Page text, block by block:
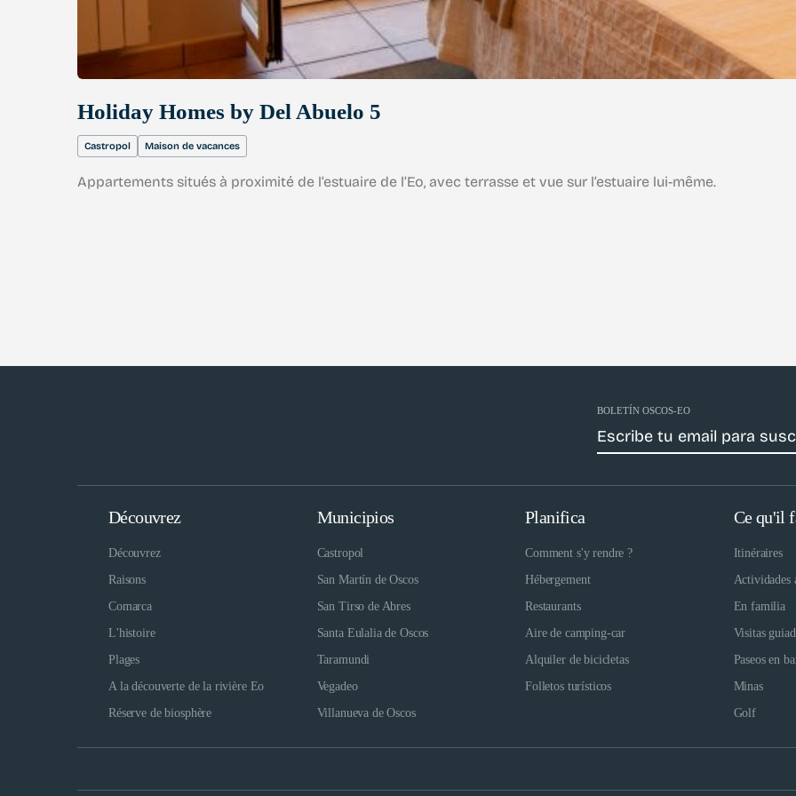
Holiday Homes by Del Abuelo 5
Castropol Maison de vacances
Appartements situés à proximité de l’estuaire de l’Eo, avec terrasse et vue sur l’estuaire lui-même.
BOLETÍN OSCOS-EO
Découvrez
Découvrez
Raisons
Comarca
L'histoire
Plages
A la découverte de la rivière Eo
Réserve de biosphère
Municipios
Castropol
San Martín de Oscos
San Tirso de Abres
Santa Eulalia de Oscos
Taramundi
Vegadeo
Villanueva de Oscos
Planifica
Comment s'y rendre ?
Hébergement
Restaurants
Aire de camping-car
Alquiler de bicicletas
Folletos turísticos
Ce qu'il
Itinéraires
Actividades
En familia
Visitas
Paseos en
Minas
Golf